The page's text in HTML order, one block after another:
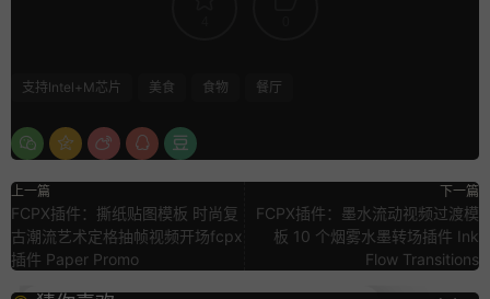
支持Intel+M芯片 美食 食物 餐厅
上一篇
FCPX插件：撕纸贴图模板 时尚复
古潮流艺术定格抽帧视频开场fcpx
插件 Paper Promo
下一篇
FCPX插件：墨水流动视频过渡模
板 10 个烟雾水墨转场插件 Ink
Flow Transitions